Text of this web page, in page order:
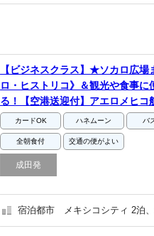
【ビジネスクラス】★ソカロ広
ロ・ヒストリコ》＆観光や食事
る！【空港送迎付】アエロメヒ
カードOK ハネムーン バ
全朝食付 交通の便がよい
成田発
宿泊都市 メキシコシティ 2泊